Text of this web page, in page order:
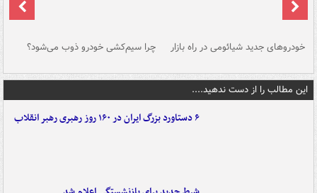
خودروهای جدید شیائومی در راه بازار چرا سیم‌کشی خودرو ذوب می‌شود؟
این مطالب را از دست ندهید....
۶ دستاورد بزرگ ایران در ۱۶۰ روز رهبری رهبر انقلاب